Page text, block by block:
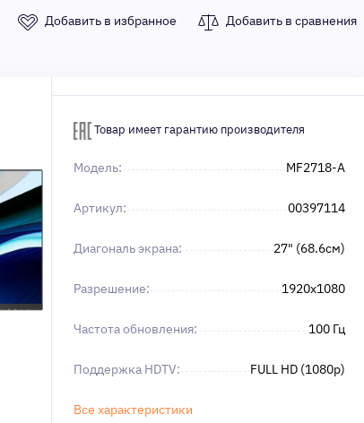
Добавить в избранное Добавить в сравнения
Товар имеет гарантию производителя
Модель: MF2718-A
Артикул: 00397114
Диагональ экрана: 27" (68.6см)
Разрешение: 1920x1080
Частота обновления: 100 Гц
Поддержка HDTV: FULL HD (1080p)
Все характеристики